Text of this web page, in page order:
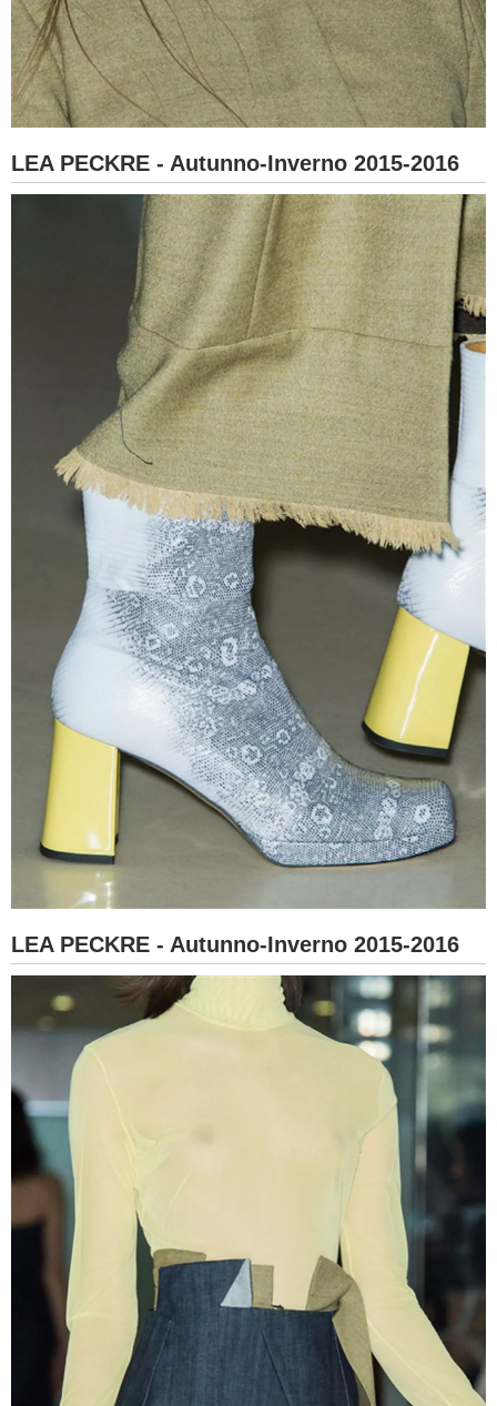
LEA PECKRE - Autunno-Inverno 2015-2016
LEA PECKRE - Autunno-Inverno 2015-2016